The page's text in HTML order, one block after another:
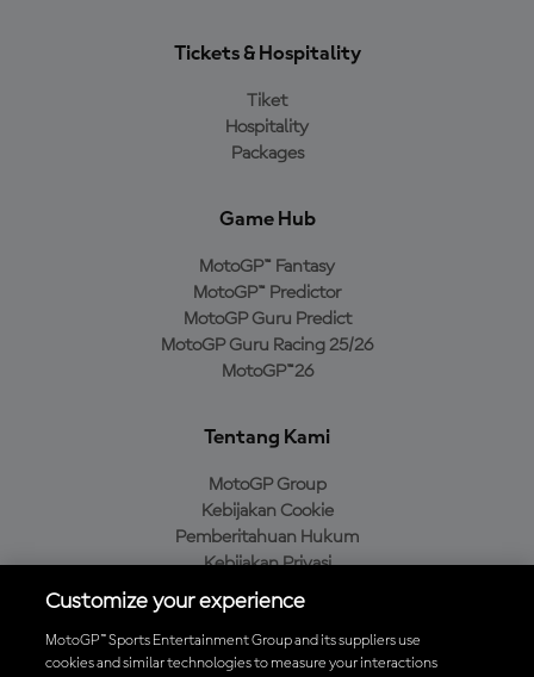
Tickets & Hospitality
Tiket
Hospitality
Packages
Game Hub
MotoGP™ Fantasy
MotoGP™ Predictor
MotoGP Guru Predict
MotoGP Guru Racing 25/26
MotoGP™26
Tentang Kami
MotoGP Group
Kebijakan Cookie
Pemberitahuan Hukum
Kebijakan Privasi
Kebijakan Pembelian
Customize your experience
MotoGP™ Sports Entertainment Group and its suppliers use
cookies and similar technologies to measure your interactions